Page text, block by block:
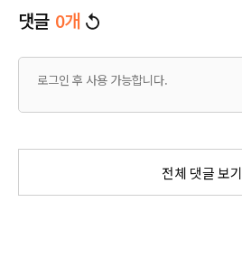
댓글 0개
전체 댓글 보기